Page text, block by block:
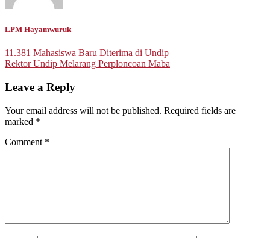
LPM Hayamwuruk
Post
navigation
11.381 Mahasiswa Baru Diterima di Undip
Rektor Undip Melarang Perploncoan Maba
Leave a Reply
Your email address will not be published. Required fields are
marked *
Comment *